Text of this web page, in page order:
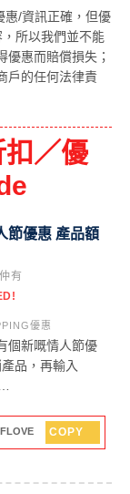
惠/資訊正確，但優
所以我們並不能
優惠而賠償損失；
戶的任何法律責
／優
節優惠 產品額
有
優惠
個新嘅情人節優
品，再輸入
COPY